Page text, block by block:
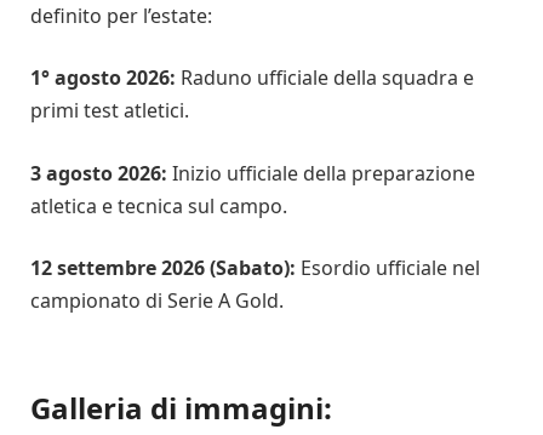
definito per l’estate:
1° agosto 2026: Raduno ufficiale della squadra e
primi test atletici.
3 agosto 2026: Inizio ufficiale della preparazione
atletica e tecnica sul campo.
12 settembre 2026 (Sabato): Esordio ufficiale nel
campionato di Serie A Gold.
Galleria di immagini: